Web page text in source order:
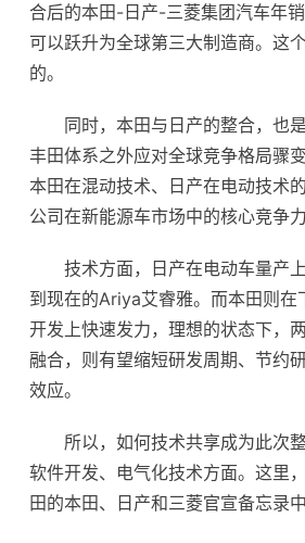
合后的本田-日产-三菱集团汽车年
可以跃升为全球第三大制造商。这
的。
同时，本田与日产的整合，也
丰田体系之外应对全球竞争格局骤
本田在混动技术、日产在电动技术
公司在新能源车市场中的核心竞争力
技术方面，日产在电动车量产
到现在的Ariya艾睿雅。而本田则在
开发上快速发力，理想的状态下，
融合，则有望缩短研发周期、节约
效应。
所以，如何技术共享成为此次
软件开发、电气化技术方面。这里
田的本田、日产和三菱官宣备忘录